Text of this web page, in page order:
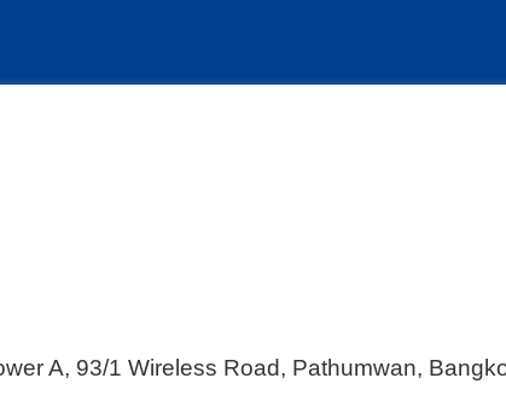
A, 93/1 Wireless Road, Pathumwan,